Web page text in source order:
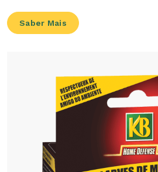
Saber Mais